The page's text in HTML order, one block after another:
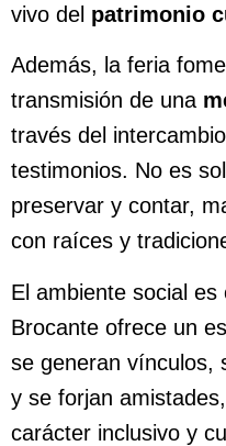
vivo del patrimonio
Además, la feria
transmisión de una
través del
testimonios. No es
preservar y contar,
con raíces y
El ambiente social
Brocante ofrece un
se generan vínculos,
y se forjan
carácter inclusivo y